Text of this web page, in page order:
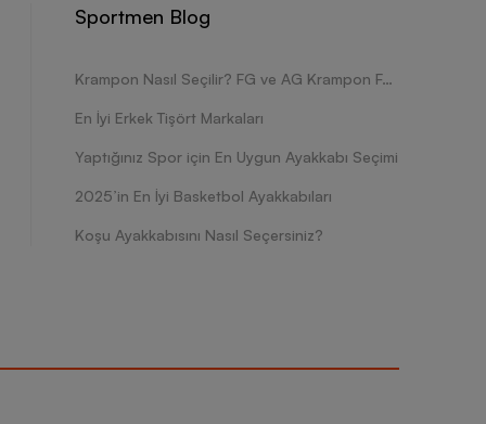
Sportmen Blog
Krampon Nasıl Seçilir? FG ve AG Krampon Farkları Nelerdir?
En İyi Erkek Tişört Markaları
Yaptığınız Spor için En Uygun Ayakkabı Seçimi
2025’in En İyi Basketbol Ayakkabıları
Koşu Ayakkabısını Nasıl Seçersiniz?